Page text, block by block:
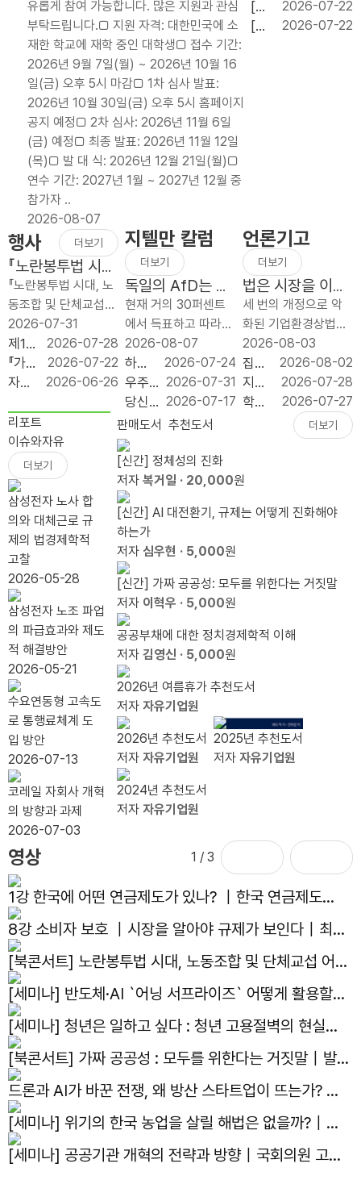
유롭게 참여 가능합니다. 많은 지원과 관심
부탁드립니다.□ 지원 자격: 대한민국에 소
재한 학교에 재학 중인 대학생□ 접수 기간:
2026년 9월 7일(월) ~ 2026년 10월 16
일(금) 오후 5시 마감□ 1차 심사 발표:
2026년 10월 30일(금) 오후 5시 홈페이지
공지 예정□ 2차 심사: 2026년 11월 6일
(금) 예정□ 최종 발표: 2026년 11월 12일
(목)□ 발 대 식: 2026년 12월 21일(월)□
연수 기간: 2027년 1월 ~ 2027년 12월 중
참가자 ..
2026-08-07
액을 지원하는 `지
역 균형 장학금’ 도
평]
임
편
보
다
단
순
하
고
예
측
가
가
다
[논
평]
반드
시
가야
할
재정
개혁
이다
2026-07-22
[논
대상
이
될
수
없다
2026-07-22
행사 더보기
『노란봉투법 시
대, 노동조합 및
단체교섭 어떻게
대응하나?』 출간
기념 북콘서트
『노란봉투법 시대, 노
동조합 및 단체교섭
어떻게 대응하나』 북
콘서트가 2026년 7
월 31일(금) 오전 10
시 푸른홀에서 개최되
는 개정 노란봉투법 ..
2026-07-31
제1회
좋은
규제
대상
시상
식
2026-07-28
『가짜
공공
모두
를 위
한다
는 거
짓말』
출간
기념
북콘
서트
2026-07-22
자유
원 서
포터
즈 11
기 수
료식
2026-06-26
지텔만 칼럼
더보기
독일의 AfD는 얼
마나 좌익인가?
현재 거의 30퍼센트
에서 득표하고 따라서
최근 설문 조사들에
따르면 그 나라의 가
장 강한 정당, 독일의
AfD(독일 대안당;
Alternative for
Germany)는 두 공동
의장 알..
2026-08-07
하늘
의 채
굴: 우
주가
사유
를 필
요로
하는
이유
2026-07-24
우주
는 다
음의
튤립
열기
가 아
니다.
그것
은 다
음의
인터
넷이
다.
2026-07-31
당신
이 일
론 머
스크
를 비
웃기
전에,
라이
트 형
제를
상기
하라
2026-07-17
언론기고
더보기
법은 시장을 이끄
는 명령이 아니라
시장을 지키는 규
칙이어야 한다
세 번의 개정으로 악
화된 기업환경상법이
1년 사이에 세 번 바뀌
었다. 2025년 7월 1
차 개정은 이사의 충
실의무 대상에 회사와
함께 `주주’를 넣었고,
사외이사의 이름..
2026-08-03
집값
으로
‘실수
가를
나
2026-08-02
지방
투자,
입지
력 봐
2026-07-28
학생
은
조 눈
배분`
2026-07-27
리포트
이슈와자유
더보기
삼성전자 노사 합
의와 대체근로 규
제의 법경제학적
고찰
2026-05-28
삼성전자 노조 파업
의 파급효과와 제도
적 해결방안
2026-05-21
수요연동형 고속도
로 통행료체계 도
입 방안
2026-07-13
코레일 자회사 개혁
의 방향과 과제
2026-07-03
판매도서 추천도서 더보기
[신간] 정체성의 진화
저자 복거일 · 20,000원
[신간] AI 대전환기, 규제는 어떻게 진화해야
하는가
저자 심우현 · 5,000원
[신간] 가짜 공공성: 모두를 위한다는 거짓말
저자 이혁우 · 5,000원
공공부채에 대한 정치경제학적 이해
저자 김영신 · 5,000원
2026년 여름휴가 추천도서
저자 자유기업원
2026년 추천도서
저자 자유기업원
2025년 추천도서
저자 자유기업원
2024년 추천도서
저자 자유기업원
영상 1 / 3
1강 한국에 어떤 연금제도가 있나? ｜한국 연금제도의
현재와 미래｜김용하 교수
8강 소비자 보호 ｜시장을 알아야 규제가 보인다｜최병
선 명예교수
[북콘서트] 노란봉투법 시대, 노동조합 및 단체교섭 어떻
게 대응하나?｜발간기념 북콘서트
[세미나] 반도체·AI `어닝 서프라이즈` 어떻게 활용할
것인가?｜국회의원 김용태, 한반도선진화재단, 자유기
업원, 주간조선 주최 세미나
[세미나] 청년은 일하고 싶다 : 청년 고용절벽의 현실과
해법｜국회의원 박수영, 자유기업원 공동주최 세미나
[북콘서트] 가짜 공공성 : 모두를 위한다는 거짓말｜발간
기념 북콘서트
드론과 AI가 바꾼 전쟁, 왜 방산 스타트업이 뜨는가? ｜
선유도 스터디 4화
[세미나] 위기의 한국 농업을 살릴 해법은 없을까?｜제
14회 아고라이코노미카
[세미나] 공공기관 개혁의 전략과 방향｜국회의원 고동